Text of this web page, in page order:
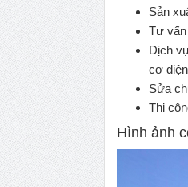
Sản
Tư
Dịch
cơ
Sửa
Thi
Hình ảnh